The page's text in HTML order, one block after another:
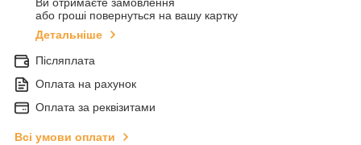
Ви отримаєте замовлення
або гроші повернуться на вашу картку
Детальніше
Післяплата
Оплата на рахунок
Оплата за реквізитами
Всі умови оплати